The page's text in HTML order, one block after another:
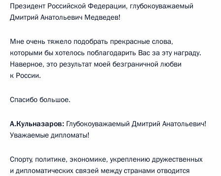
Президент Российской Федерации, глубокоуважаемый
Дмитрий Анатольевич Медведев!
Мне очень тяжело подобрать прекрасные слова,
которыми бы хотелось поблагодарить Вас за эту награду.
Наверное, это результат моей безграничной любви
к России.
Спасибо большое.
А.Кульназаров: Глубокоуважаемый Дмитрий Анатольевич!
Уважаемые дипломаты!
Спорту, политике, экономике, укреплению дружественных
и дипломатических связей между странами отводится